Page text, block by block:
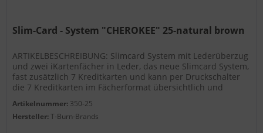
Slim-Card - System "CHEROKEE" 25-natural brown
ARTIKELBESCHREIBUNG: Slimcard System mit Lederüberzug
und zwei iKartenfächer in Leder, das neue Slimcard System,
fast zusätzlich 7 Kreditkarten und kann per Druckschalter
die 7 Kreditkarten im Fächerformat übersichtlich und
Artikelnummer: 350-25
Hersteller:T-Burn-Brands